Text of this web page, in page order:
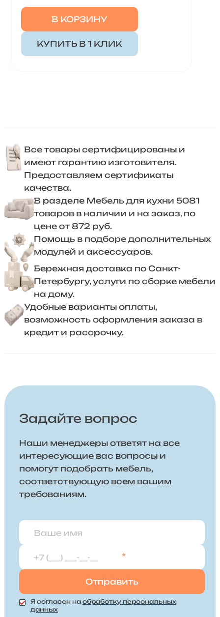
В КОРЗИНУ
КУПИТЬ В 1 КЛИК
Все товары сертифицированы и
имеют гарантию изготовителя.
Предоставляем сертификаты
качества.
В разделе Мебель для кухни 5081
товаров в наличии и на заказ, по
цене от 872 руб.
Помощь в подборе дополнительных
модулей и аксессуаров.
Бережная доставка по Санкт-
Петербургу, услуги по сборке мебели
на дому.
Удобные варианты оплаты,
возможность оформления заказа в
кредит и рассрочку.
Задайте вопрос
Наши менеджеры ответят на все
интересующие вас вопросы и
помогут подобрать мебель,
соответствующую всем вашим
требованиям.
*
Я согласен на обработку персональных
данных